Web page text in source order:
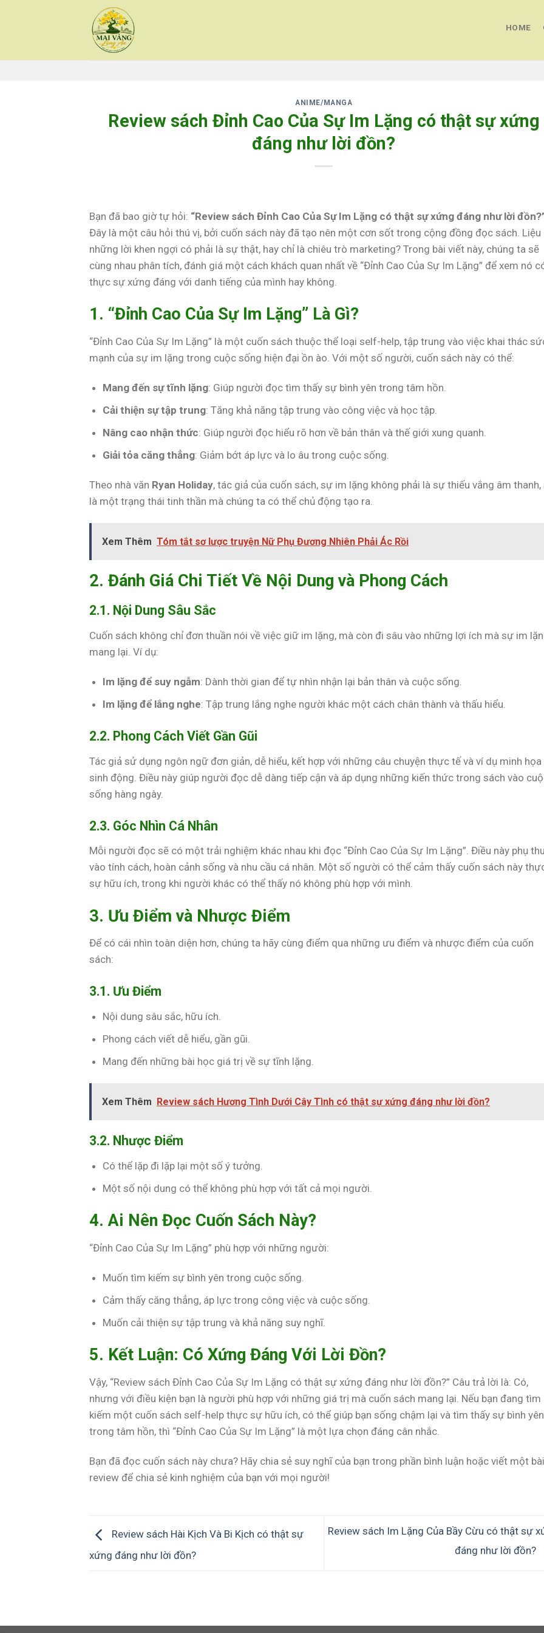
HOME
ANIME/MANGA
Review sách Đỉnh Cao Của Sự Im Lặng có thật sự xứng
đáng như lời đồn?
Bạn đã bao giờ tự hỏi: “Review sách Đỉnh Cao Của Sự Im Lặng có thật sự xứng đáng như lời
Đây là một câu hỏi thú vị, bởi cuốn sách này đã tạo nên một cơn sốt trong cộng đồng đọc sách. Liệu
những lời khen ngợi có phải là sự thật, hay chỉ là chiêu trò marketing? Trong bài viết này, chúng ta sẽ
cùng nhau phân tích, đánh giá một cách khách quan nhất về “Đỉnh Cao Của Sự Im Lặng” để xem nó
thực sự xứng đáng với danh tiếng của mình hay không.
1. “Đỉnh Cao Của Sự Im Lặng” Là Gì?
“Đỉnh Cao Của Sự Im Lặng” là một cuốn sách thuộc thể loại self-help, tập trung vào việc khai thác
mạnh của sự im lặng trong cuộc sống hiện đại ồn ào. Với một số người, cuốn sách này có thể:
Mang đến sự tĩnh lặng: Giúp người đọc tìm thấy sự bình yên trong tâm hồn.
Cải thiện sự tập trung: Tăng khả năng tập trung vào công việc và học tập.
Nâng cao nhận thức: Giúp người đọc hiểu rõ hơn về bản thân và thế giới xung quanh.
Giải tỏa căng thẳng: Giảm bớt áp lực và lo âu trong cuộc sống.
Theo nhà văn Ryan Holiday, tác giả của cuốn sách, sự im lặng không phải là sự thiếu vắng âm thanh,
là một trạng thái tinh thần mà chúng ta có thể chủ động tạo ra.
Xem Thêm Tóm tắt sơ lược truyện Nữ Phụ Đương Nhiên Phải Ác Rồi
2. Đánh Giá Chi Tiết Về Nội Dung và Phong Cách
2.1. Nội Dung Sâu Sắc
Cuốn sách không chỉ đơn thuần nói về việc giữ im lặng, mà còn đi sâu vào những lợi ích mà sự im
mang lại. Ví dụ:
Im lặng để suy ngẫm: Dành thời gian để tự nhìn nhận lại bản thân và cuộc sống.
Im lặng để lắng nghe: Tập trung lắng nghe người khác một cách chân thành và thấu hiểu.
2.2. Phong Cách Viết Gần Gũi
Tác giả sử dụng ngôn ngữ đơn giản, dễ hiểu, kết hợp với những câu chuyện thực tế và ví dụ minh họa
sinh động. Điều này giúp người đọc dễ dàng tiếp cận và áp dụng những kiến thức trong sách vào
sống hàng ngày.
2.3. Góc Nhìn Cá Nhân
Mỗi người đọc sẽ có một trải nghiệm khác nhau khi đọc “Đỉnh Cao Của Sự Im Lặng”. Điều này phụ
vào tính cách, hoàn cảnh sống và nhu cầu cá nhân. Một số người có thể cảm thấy cuốn sách này
sự hữu ích, trong khi người khác có thể thấy nó không phù hợp với mình.
3. Ưu Điểm và Nhược Điểm
Để có cái nhìn toàn diện hơn, chúng ta hãy cùng điểm qua những ưu điểm và nhược điểm của cuốn
sách:
3.1. Ưu Điểm
Nội dung sâu sắc, hữu ích.
Phong cách viết dễ hiểu, gần gũi.
Mang đến những bài học giá trị về sự tĩnh lặng.
Xem Thêm Review sách Hương Tình Dưới Cây Tình có thật sự xứng đáng như lời đồn?
3.2. Nhược Điểm
Có thể lặp đi lặp lại một số ý tưởng.
Một số nội dung có thể không phù hợp với tất cả mọi người.
4. Ai Nên Đọc Cuốn Sách Này?
“Đỉnh Cao Của Sự Im Lặng” phù hợp với những người:
Muốn tìm kiếm sự bình yên trong cuộc sống.
Cảm thấy căng thẳng, áp lực trong công việc và cuộc sống.
Muốn cải thiện sự tập trung và khả năng suy nghĩ.
5. Kết Luận: Có Xứng Đáng Với Lời Đồn?
Vậy, “Review sách Đỉnh Cao Của Sự Im Lặng có thật sự xứng đáng như lời đồn?” Câu trả lời là: Có,
nhưng với điều kiện bạn là người phù hợp với những giá trị mà cuốn sách mang lại. Nếu bạn đang tìm
kiếm một cuốn sách self-help thực sự hữu ích, có thể giúp bạn sống chậm lại và tìm thấy sự bình yên
trong tâm hồn, thì “Đỉnh Cao Của Sự Im Lặng” là một lựa chọn đáng cân nhắc.
Bạn đã đọc cuốn sách này chưa? Hãy chia sẻ suy nghĩ của bạn trong phần bình luận hoặc viết một bài
review để chia sẻ kinh nghiệm của bạn với mọi người!
Review sách Hài Kịch Và Bi Kịch có thật sự
xứng đáng như lời đồn?
Review sách Im Lặng Của Bầy Cừu có thật sự
đáng như lời đồn?